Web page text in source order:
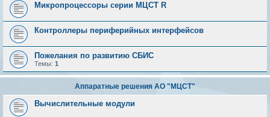
Микропроцессоры серии МЦСТ R
Контроллеры периферийных интерфейсов
Пожелания по развитию СБИС
Темы: 1
Аппаратные решения АО "МЦСТ"
Вычислительные модули